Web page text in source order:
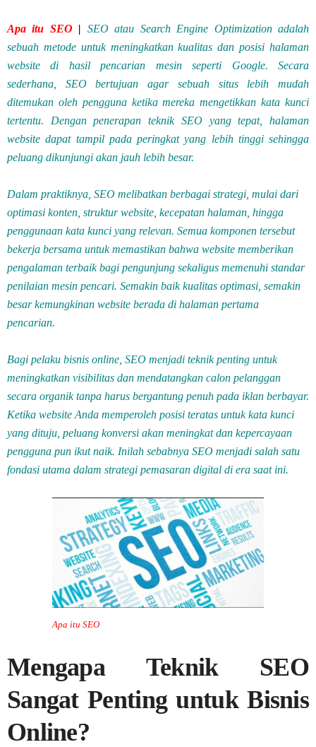
Apa itu SEO | SEO atau Search Engine Optimization adalah
sebuah metode untuk meningkatkan kualitas dan posisi halaman
website di hasil pencarian mesin seperti Google. Secara
sederhana, SEO bertujuan agar sebuah situs lebih mudah
ditemukan oleh pengguna ketika mereka mengetikkan kata kunci
tertentu. Dengan penerapan teknik SEO yang tepat, halaman
website dapat tampil pada peringkat yang lebih tinggi sehingga
peluang dikunjungi akan jauh lebih besar.
Dalam praktiknya, SEO melibatkan berbagai strategi, mulai dari
optimasi konten, struktur website, kecepatan halaman, hingga
penggunaan kata kunci yang relevan. Semua komponen tersebut
bekerja bersama untuk memastikan bahwa website memberikan
pengalaman terbaik bagi pengunjung sekaligus memenuhi standar
penilaian mesin pencari. Semakin baik kualitas optimasi, semakin
besar kemungkinan website berada di halaman pertama
pencarian.
Bagi pelaku bisnis online, SEO menjadi teknik penting untuk
meningkatkan visibilitas dan mendatangkan calon pelanggan
secara organik tanpa harus bergantung penuh pada iklan berbayar.
Ketika website Anda memperoleh posisi teratas untuk kata kunci
yang dituju, peluang konversi akan meningkat dan kepercayaan
pengguna pun ikut naik. Inilah sebabnya SEO menjadi salah satu
fondasi utama dalam strategi pemasaran digital di era saat ini.
Apa itu SEO
Mengapa Teknik SEO
Sangat Penting untuk Bisnis
Online?